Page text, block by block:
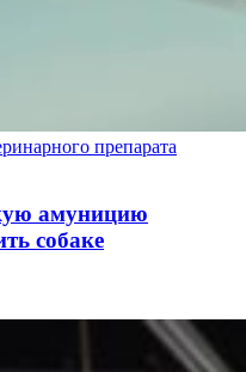
препарата
амуницию
собаке